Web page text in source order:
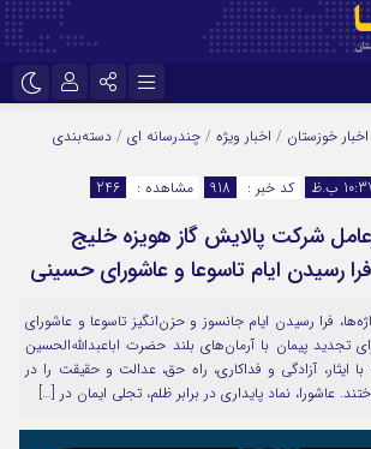
تلگرام
ایتا
اپلیکیشن
اخبار خوزستان / اخبار ویژه / چندرسانه ای / دسته‌بندی
کد خبر : 918 مشاهده : 246
شرکت پالایش گاز هویزه خلیج
رسیدن ایام تاسوعا و عاشورای حسینی
فرا رسیدن ایام جانسوز و حزن‌انگیز تاسوعا و عاشورای
پیمان با آرمان‌های بلند حضرت اباعبدالله‌الحسین
ایثار، آزادگی و فداکاری، راه حق، عدالت و حقیقت را در
عاشورا، نماد پایداری در برابر ظلم، تجلی ایمان در […]